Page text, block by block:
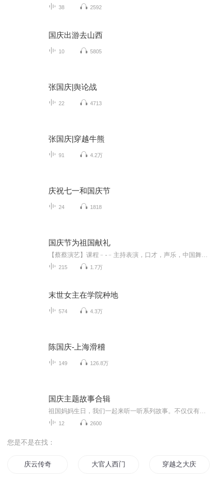
38 2592
国庆出游去山西
10 5805
张国庆|舆论战
22 4713
张国庆|穿越牛熊
91 4.2万
庆祝七一和国庆节
24 1818
国庆节为祖国献礼
215 1.7万
末世女主在学院种地
574 4.3万
陈国庆-上海滑稽
149 126.8万
国庆主题故事合辑
12 2600
您是不是在找：
庆云传奇 大官人西门庆 穿越之大庆帝国